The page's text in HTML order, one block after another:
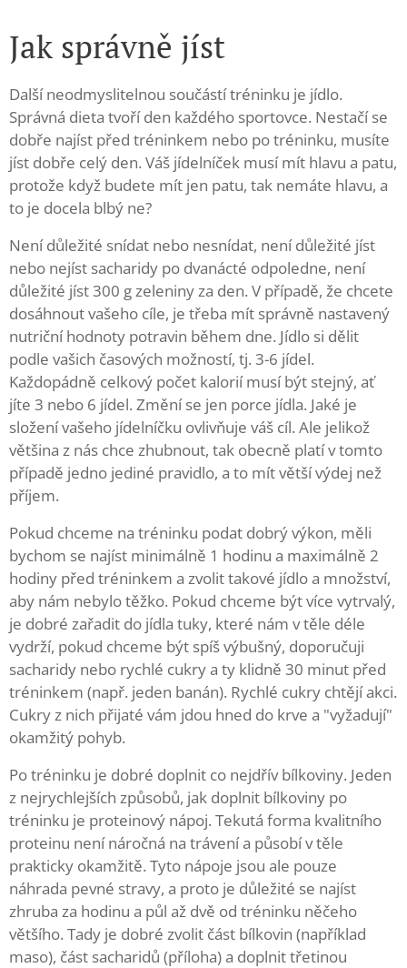
Jak správně jíst
Další neodmyslitelnou součástí tréninku je jídlo.
Správná dieta tvoří den každého sportovce. Nestačí se
dobře najíst před tréninkem nebo po tréninku, musíte
jíst dobře celý den. Váš jídelníček musí mít hlavu a patu,
protože když budete mít jen patu, tak nemáte hlavu, a
to je docela blbý ne?
Není důležité snídat nebo nesnídat, není důležité jíst
nebo nejíst sacharidy po dvanácté odpoledne, není
důležité jíst 300 g zeleniny za den. V případě, že chcete
dosáhnout vašeho cíle, je třeba mít správně nastavený
nutriční hodnoty potravin během dne. Jídlo si dělit
podle vašich časových možností, tj. 3-6 jídel.
Každopádně celkový počet kalorií musí být stejný, ať
jíte 3 nebo 6 jídel. Změní se jen porce jídla. Jaké je
složení vašeho jídelníčku ovlivňuje váš cíl. Ale jelikož
většina z nás chce zhubnout, tak obecně platí v tomto
případě jedno jediné pravidlo, a to mít větší výdej než
příjem.
Pokud chceme na tréninku podat dobrý výkon, měli
bychom se najíst minimálně 1 hodinu a maximálně 2
hodiny před tréninkem a zvolit takové jídlo a množství,
aby nám nebylo těžko. Pokud chceme být více vytrvalý,
je dobré zařadit do jídla tuky, které nám v těle déle
vydrží, pokud chceme být spíš výbušný, doporučuji
sacharidy nebo rychlé cukry a ty klidně 30 minut před
tréninkem (např. jeden banán). Rychlé cukry chtějí akci.
Cukry z nich přijaté vám jdou hned do krve a "vyžadují"
okamžitý pohyb.
Po tréninku je dobré doplnit co nejdřív bílkoviny. Jeden
z nejrychlejších způsobů, jak doplnit bílkoviny po
tréninku je proteinový nápoj. Tekutá forma kvalitního
proteinu není náročná na trávení a působí v těle
prakticky okamžitě. Tyto nápoje jsou ale pouze
náhrada pevné stravy, a proto je důležité se najíst
zhruba za hodinu a půl až dvě od tréninku něčeho
většího. Tady je dobré zvolit část bílkovin (například
maso), část sacharidů (příloha) a doplnit třetinou